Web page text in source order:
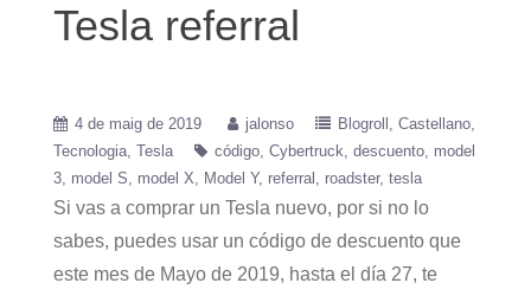
Tesla referral
4 de maig de 2019 jalonso Blogroll
Castellano
Tecnologia Tesla código Cybertruck descuento model
3 model S model X Model Y referral roadster tesla
Si vas a comprar un Tesla nuevo, por si no lo
sabes, puedes usar un código de descuento que
este mes de Mayo de 2019, hasta el día 27, te